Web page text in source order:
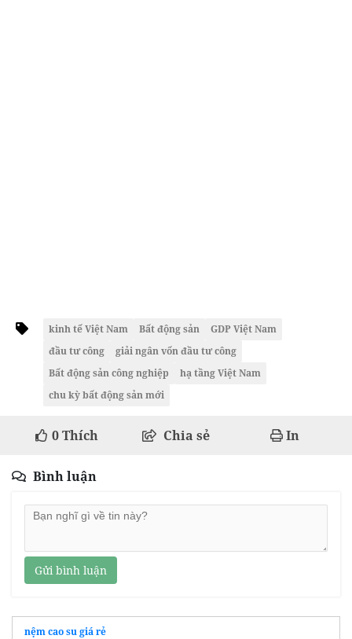
kinh tế Việt Nam Bất động sản
GDP Việt Nam
đầu tư công
giải ngân vốn đầu tư công
Bất động sản công nghiệp
hạ tầng Việt Nam
chu kỳ bất động sản mới
0Thích Chia sẻ In
Bình luận
Gửi bình luận
nệm cao su giá rẻ